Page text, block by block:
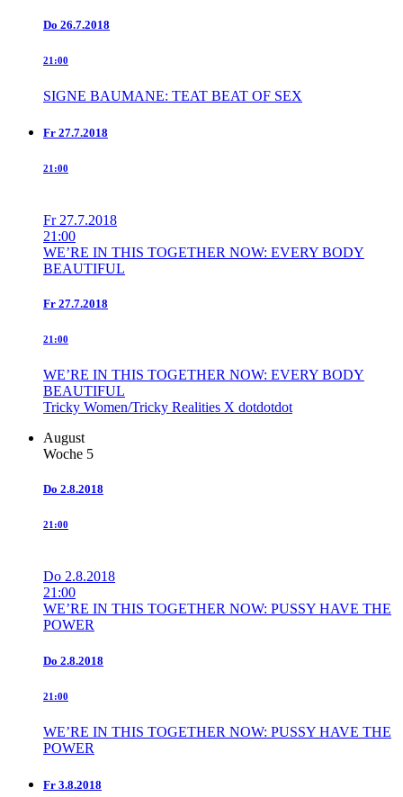
Do 26.7.2018
21:00
SIGNE BAUMANE: TEAT BEAT OF SEX
Fr 27.7.2018
21:00
Fr 27.7.2018
21:00
WE’RE IN THIS TOGETHER NOW: EVERY BODY
BEAUTIFUL
Fr 27.7.2018
21:00
WE’RE IN THIS TOGETHER NOW: EVERY BODY
BEAUTIFUL
Tricky Women/Tricky Realities X dotdotdot
August
Woche 5
Do 2.8.2018
21:00
Do 2.8.2018
21:00
WE’RE IN THIS TOGETHER NOW: PUSSY HAVE THE
POWER
Do 2.8.2018
21:00
WE’RE IN THIS TOGETHER NOW: PUSSY HAVE THE
POWER
Fr 3.8.2018